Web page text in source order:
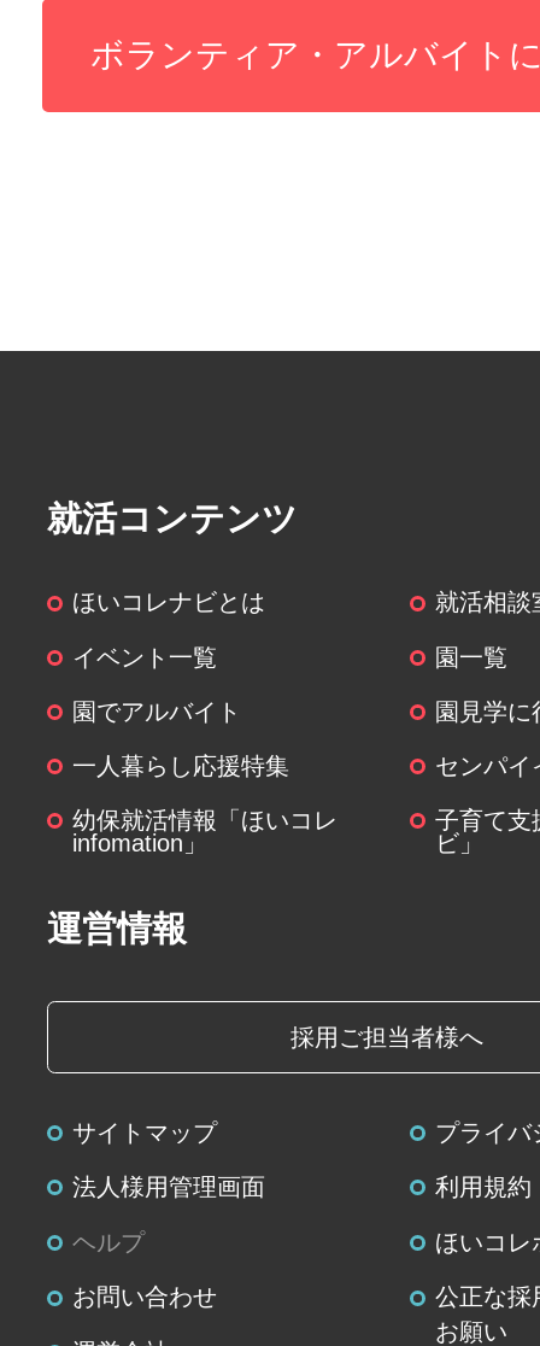
就活コンテンツ
ほいコレナビとは 就活相談
イベント一覧 園一覧
園でアルバイト 園見学に
一人暮らし応援特集 センパイ
幼保就活情報「ほいコレ
infomation」
子育て支
ビ」
運営情報
採用ご担当者様へ
サイトマップ プライバ
法人様用管理画面 利用規約
ヘルプ ほいコレ
お問い合わせ
公正な採
お願い